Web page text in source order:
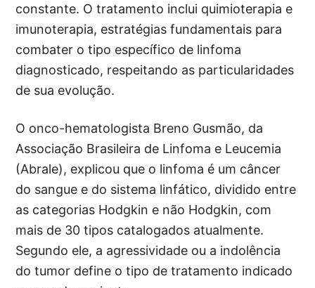
constante. O tratamento inclui quimioterapia e
imunoterapia, estratégias fundamentais para
combater o tipo específico de linfoma
diagnosticado, respeitando as particularidades
de sua evolução.
O onco-hematologista Breno Gusmão, da
Associação Brasileira de Linfoma e Leucemia
(Abrale), explicou que o linfoma é um câncer
do sangue e do sistema linfático, dividido entre
as categorias Hodgkin e não Hodgkin, com
mais de 30 tipos catalogados atualmente.
Segundo ele, a agressividade ou a indolência
do tumor define o tipo de tratamento indicado